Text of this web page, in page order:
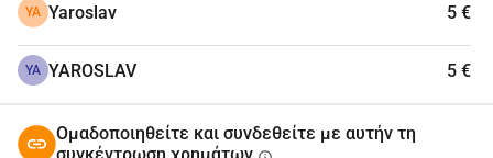
YA Yaroslav 5 €
YA YAROSLAV 5 €
Ομαδοποιηθείτε και συνδεθείτε με αυτήν τη